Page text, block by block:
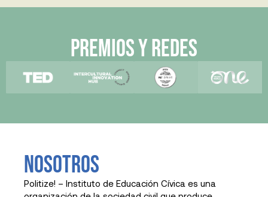
premios y redes
Nosotros
Politize! – Instituto de Educación Cívica es una